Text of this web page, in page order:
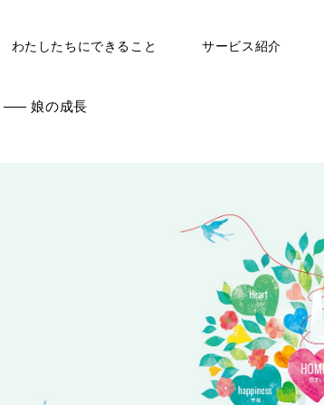
わたしたちにできること サービス紹介
娘の成長